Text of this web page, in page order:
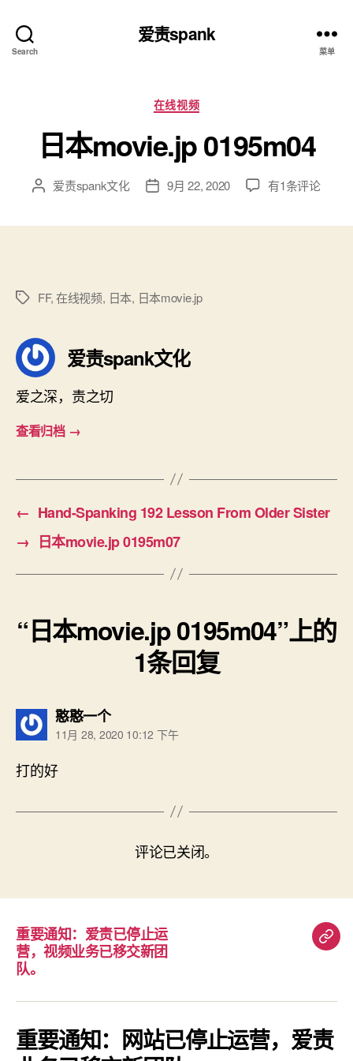
Search
爱责spank
菜单
分
类
在线视频
日本movie.jp 0195m04
文 爱责spank文化
发 9月 22, 2020
日
有1条评论
标
FF,在线视频, 日本, 日本movie.jp
爱责spank文化
爱之深，责之切
查看归档 →
← Hand-Spanking 192 Lesson From Older Sister
→ 日本movie.jp 0195m07
“日本movie.jp 0195m04”上的
1条回复
憨憨一个说：
11月 28, 2020 10:12 下午
打的好
评论已关闭。
重要通知：爱责已停止运
营，视频业务已移交新团
队。
重
知：
爱
责
重要通知：网站已停止运营，爱责